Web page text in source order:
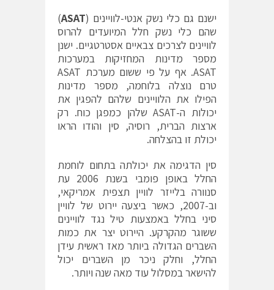
ישנם גם כלי נשק אנטי-לוויינים (ASAT
)
שהם כלי נשק חלל המיועדים להרוס
לוויינים לצרכים צבאיים אסטרטגיים. ישנן
מספר מדינות המחזיקות במערכות
ASAT. אף על פי ששום מערכת ASAT
טרם נוצלה בלוחמה, מספר מדינות
הפילו את הלוויינים שלהם להפגין את
יכולות ה-ASAT שלהן כמפגן כוח. רק
ארצות הברית, רוסיה, סין והודו הראו
יכולת זו בהצלחה.
סין הדגימה את יכולתה בתחום לוחמת
החלל באופן פומבי בשנת 2006 עת
סנוורה בלייזר לוויין תצפית אמריקאי,
וב-2007, כאשר ביצעה יירוט של לוויין
סיני בחלל באמצעות טיל נגד לוויינים
ששוגר מהקרקע. היירוט יצר את כמות
השברים הגדולה ביותר מאז ראשית עידן
החלל, וחלק ניכר מן השברים יכול
להישאר במסלול עוד מאה שנה ויותר.